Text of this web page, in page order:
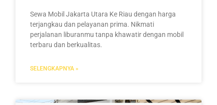
Sewa Mobil Jakarta Utara Ke Riau dengan harga
terjangkau dan pelayanan prima. Nikmati
perjalanan liburanmu tanpa khawatir dengan mobil
terbaru dan berkualitas.
SELENGKAPNYA »